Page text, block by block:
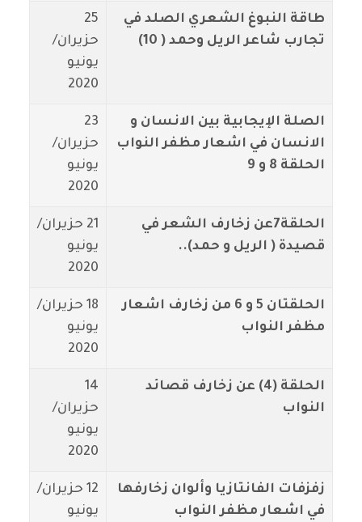
طاقة النبوغ الشعري الصلد في
تجارب شاعر الريل وحمد ( 10)
25
حزيران/
يونيو
2020
الصلة الإيجابية بين الانسان و
الانسان في اشعار مظفر النواب
الحلقة 8 و 9
23
حزيران/
يونيو
2020
الحلقة7عن زخارف الشعر في
قصيدة ( الريل و حمد)..
21 حزيران/
يونيو
2020
الحلقتان 5 و 6 من زخارف اشعار
مظفر النواب
18 حزيران/
يونيو
2020
الحلقة (4) عن زخارف قصائد
النواب
14
حزيران/
يونيو
2020
زفزفات الفانتازيا وألوان زخارفها
في اشعار مظفر النواب
12 حزيران/
يونيو